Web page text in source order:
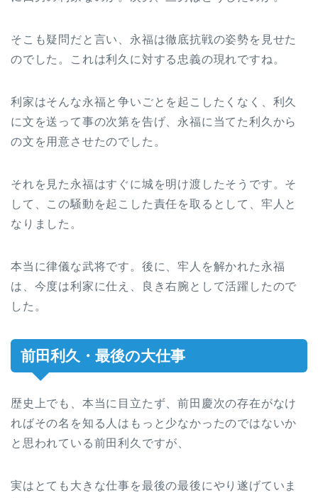
そこも疑問だと言い、永福は徹底抗戦の姿勢を見せた
のでした。これは利久に対する忠義の現れですね。
利家はそんな永福と争いごとを起こしたくなく、利久
に文を送って事の次第を告げ、永福に当てた利久から
の文を用意させたのでした。
それを見た永福はすぐに城を明け渡したそうです。そ
して、この騒動を起こした責任を取るとして、牢人と
なりました。
本当に律儀な武将です。後に、牢人を解かれた永福
は、今度は利家に仕え、良き右腕として活躍したので
した。
前田利久・最後の大仕事
歴史上でも、本当に目立たず、前田慶次の存在がなけ
ればその名を知る人はもっと少なかったのではないか
と思われている前田利久ですが、
実はとても大きな仕事を最後の最後にやり遂げていま